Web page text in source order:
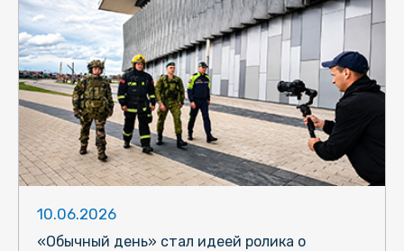
10.06.2026
«Обычный день» стал идеей ролика о